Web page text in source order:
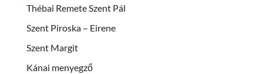
Thébai Remete Szent Pál
Szent Piroska – Eirene
Szent Margit
Kánai menyegző